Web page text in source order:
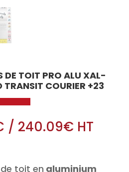
DE TOIT PRO ALU XAL-
TRANSIT COURIER +23
/ 240.09€HT
toit en aluminium